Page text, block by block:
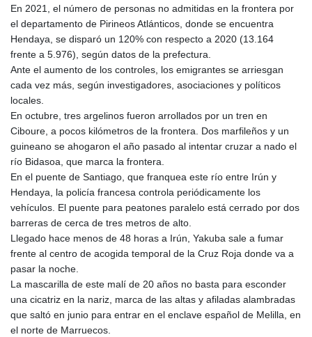
En 2021, el número de personas no admitidas en la frontera por
el departamento de Pirineos Atlánticos, donde se encuentra
Hendaya, se disparó un 120% con respecto a 2020 (13.164
frente a 5.976), según datos de la prefectura.
Ante el aumento de los controles, los emigrantes se arriesgan
cada vez más, según investigadores, asociaciones y políticos
locales.
En octubre, tres argelinos fueron arrollados por un tren en
Ciboure, a pocos kilómetros de la frontera. Dos marfileños y un
guineano se ahogaron el año pasado al intentar cruzar a nado el
río Bidasoa, que marca la frontera.
En el puente de Santiago, que franquea este río entre Irún y
Hendaya, la policía francesa controla periódicamente los
vehículos. El puente para peatones paralelo está cerrado por dos
barreras de cerca de tres metros de alto.
Llegado hace menos de 48 horas a Irún, Yakuba sale a fumar
frente al centro de acogida temporal de la Cruz Roja donde va a
pasar la noche.
La mascarilla de este malí de 20 años no basta para esconder
una cicatriz en la nariz, marca de las altas y afiladas alambradas
que saltó en junio para entrar en el enclave español de Melilla, en
el norte de Marruecos.